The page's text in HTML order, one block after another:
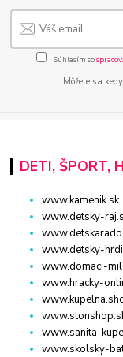
Súhlasím so
Môžete sa
DETI, ŠPORT,
www.kamenik.sk
www.detsky-
www.detsky-
www.domaci-
www.hracky-
www.sanita-
www.skolsky-